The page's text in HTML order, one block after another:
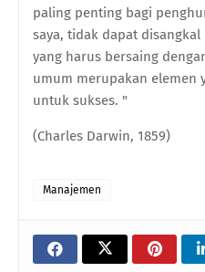
paling penting bagi
saya, tidak dapat
yang harus bersaing
umum merupakan elemen
untuk sukses. "
(Charles Darwin, 1859)
Manajemen